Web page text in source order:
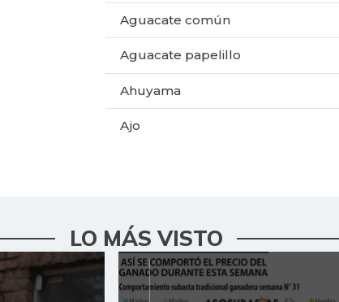
Aguacate común
Aguacate papelillo
Ahuyama
Ajo
Alas de pollo sin costillar
Apio
LO MÁS VISTO